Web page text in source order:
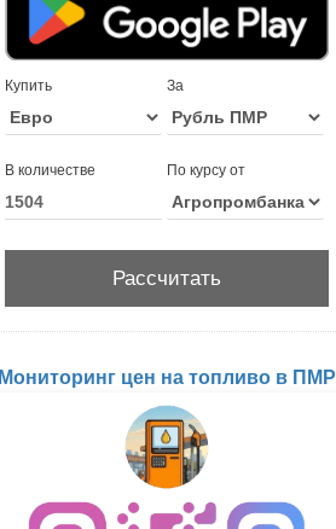
Купить За
В количестве По курсу от
Мониторинг цен на топливо в ПМР